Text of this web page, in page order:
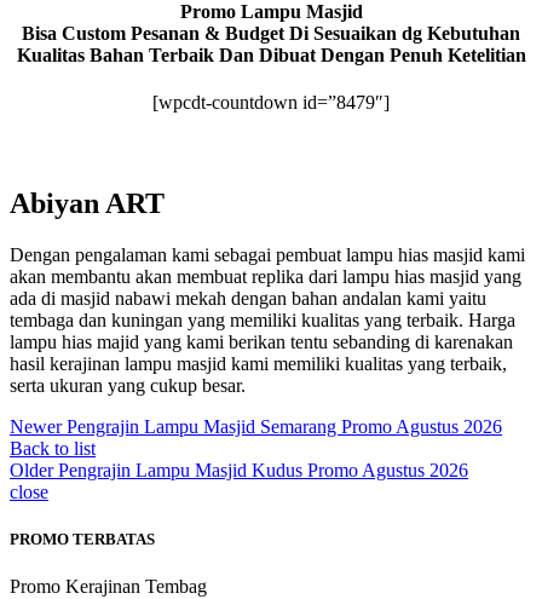
Promo Lampu Masjid
Bisa Custom Pesanan & Budget Di Sesuaikan dg Kebutuhan
Kualitas Bahan Terbaik Dan Dibuat Dengan Penuh Ketelitian
[wpcdt-countdown id=”8479″]
Abiyan ART
Dengan pengalaman kami sebagai pembuat lampu hias masjid kami
akan membantu akan membuat replika dari lampu hias masjid yang
ada di masjid nabawi mekah dengan bahan andalan kami yaitu
tembaga dan kuningan yang memiliki kualitas yang terbaik. Harga
lampu hias majid yang kami berikan tentu sebanding di karenakan
hasil kerajinan lampu masjid kami memiliki kualitas yang terbaik,
serta ukuran yang cukup besar.
Newer Pengrajin Lampu Masjid Semarang Promo Agustus 2026
Back to list
Older Pengrajin Lampu Masjid Kudus Promo Agustus 2026
close
PROMO TERBATAS
Promo Kerajinan Tembag